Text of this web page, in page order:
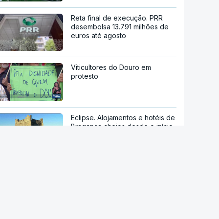
Reta final de execução. PRR
desembolsa 13.791 milhões de
euros até agosto
Viticultores do Douro em
protesto
Eclipse. Alojamentos e hotéis de
Bragança cheios desde o início